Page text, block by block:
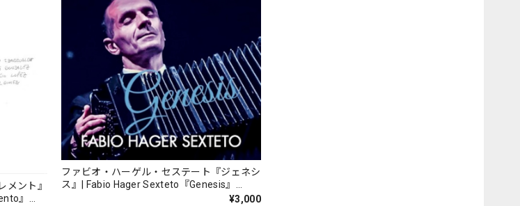
メント』
』
ファビオ・ハーゲル・セステート『ジェネシ
ス』| Fabio Hager Sexteto『Genesis』
¥3,000